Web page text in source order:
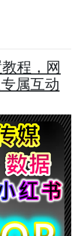
程，网
属互动